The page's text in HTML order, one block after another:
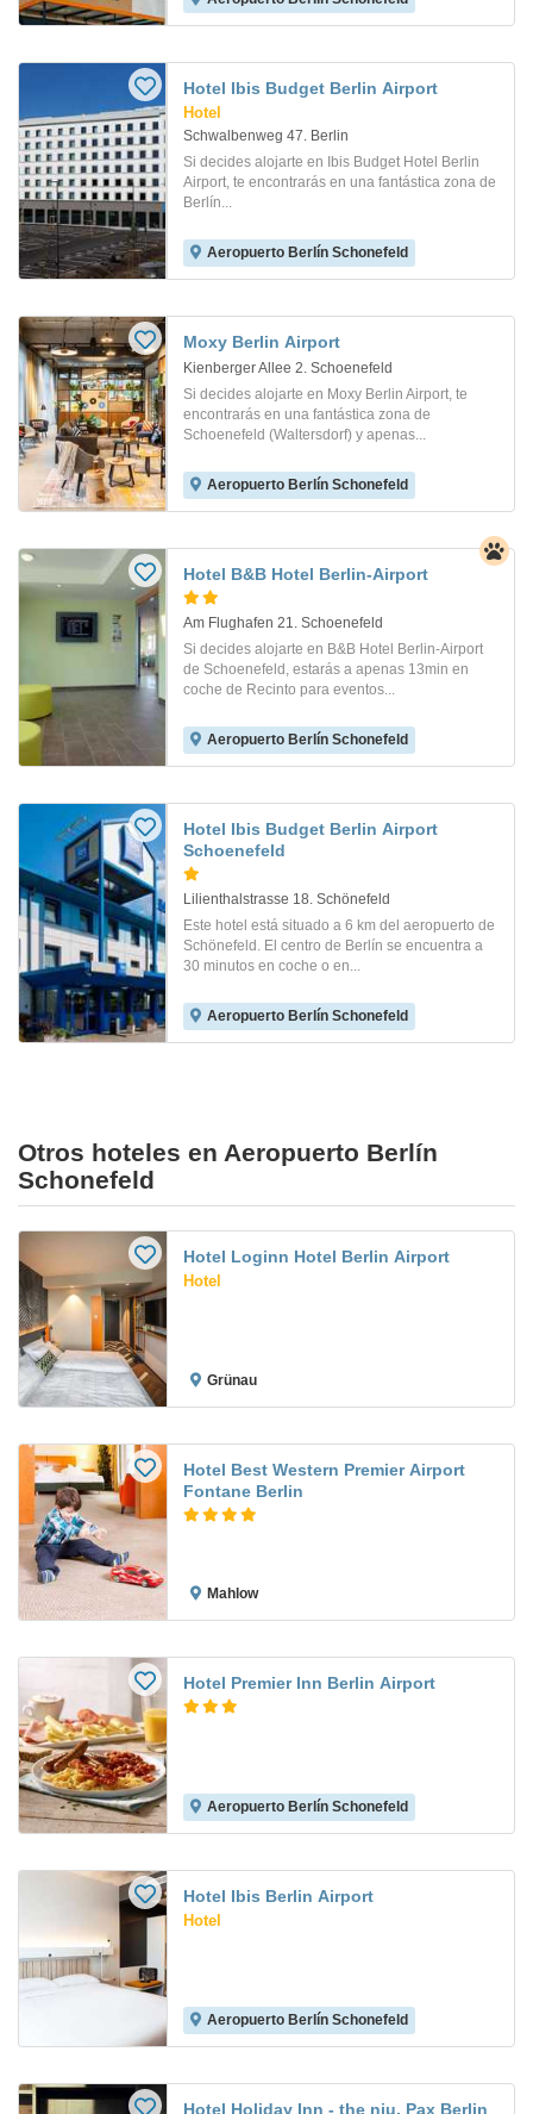
Hotel Ibis Budget Berlin Airport
Hotel
Schwalbenweg 47. Berlin
Si decides alojarte en Ibis Budget Hotel Berlin
Airport, te encontrarás en una fantástica zona de
Berlín...
Aeropuerto Berlín Schonefeld
Moxy Berlin Airport
Kienberger Allee 2. Schoenefeld
Si decides alojarte en Moxy Berlin Airport, te
encontrarás en una fantástica zona de
Schoenefeld (Waltersdorf) y apenas...
Aeropuerto Berlín Schonefeld
Hotel B&B Hotel Berlin-Airport
Am Flughafen 21. Schoenefeld
Si decides alojarte en B&B Hotel Berlin-Airport
de Schoenefeld, estarás a apenas 13min en
coche de Recinto para eventos...
Aeropuerto Berlín Schonefeld
Hotel Ibis Budget Berlin Airport
Schoenefeld
Lilienthalstrasse 18. Schönefeld
Este hotel está situado a 6 km del aeropuerto de
Schönefeld. El centro de Berlín se encuentra a
30 minutos en coche o en...
Aeropuerto Berlín Schonefeld
Otros hoteles en Aeropuerto Berlín
Schonefeld
Hotel Loginn Hotel Berlin Airport
Hotel
Grünau
Hotel Best Western Premier Airport
Fontane Berlin
Mahlow
Hotel Premier Inn Berlin Airport
Aeropuerto Berlín Schonefeld
Hotel Ibis Berlin Airport
Hotel
Aeropuerto Berlín Schonefeld
Hotel Holiday Inn - the niu, Pax Berlin